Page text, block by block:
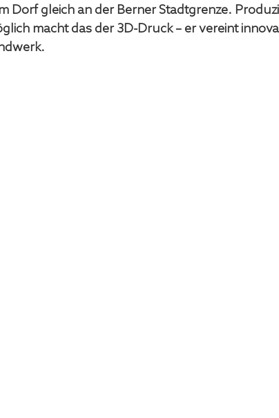
Dorf gleich an der Berner Stadtgrenze.
macht das der 3D-Druck – er vereint